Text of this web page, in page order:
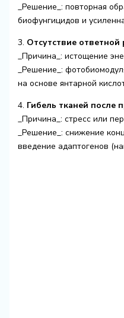
_Решение_: повторная
биофунгицидов и
3. Отсутствие ответной
_Причина_: истощение
_Решение_:
на основе янтарной
4. Гибель тканей после
_Причина_: стресс или
_Решение_: снижение
введение адаптогенов